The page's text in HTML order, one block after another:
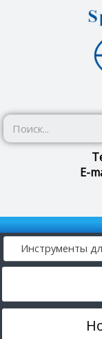
E-
Инструменты